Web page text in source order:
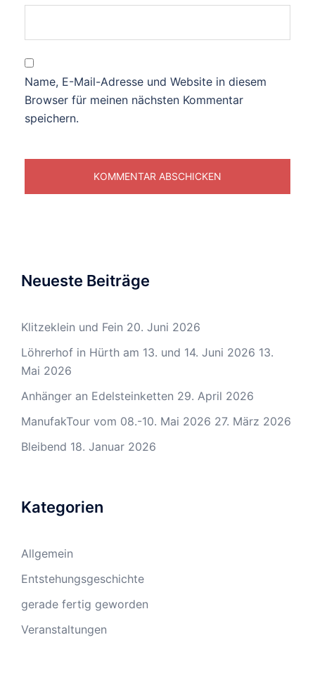
Name, E-Mail-Adresse und Website in diesem
Browser für meinen nächsten Kommentar
speichern.
Neueste Beiträge
Klitzeklein und Fein 20. Juni 2026
Löhrerhof in Hürth am 13. und 14. Juni 2026 13.
Mai 2026
Anhänger an Edelsteinketten 29. April 2026
ManufakTour vom 08.-10. Mai 2026 27. März 2026
Bleibend 18. Januar 2026
Kategorien
Allgemein
Entstehungsgeschichte
gerade fertig geworden
Veranstaltungen